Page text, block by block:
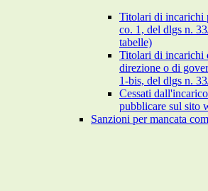
Titolari di incarichi
co. 1, del dlgs n.
tabelle)
Titolari di incarichi
direzione o di
1-bis, del dlgs n.
Cessati
pubblicare sul sito
Sanzioni per mancata